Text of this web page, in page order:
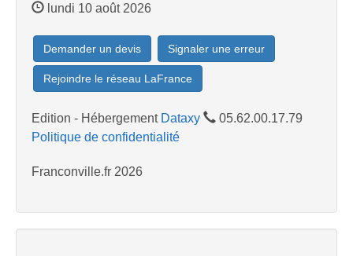
lundi 10 août 2026
Demander un devis Signaler une erreur
Rejoindre le réseau LaFrance
Edition - Hébergement Dataxy
05.62.00.17.79
Politique de confidentialité
Franconville.fr 2026